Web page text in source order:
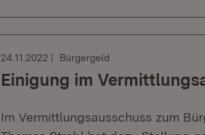
24.11.2022 Bürgergeld
Einigung im
Im Vermittlungsausschuss zum